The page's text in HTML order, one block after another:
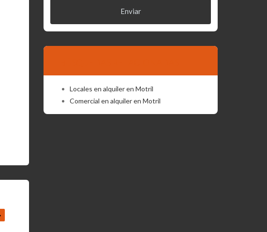
Enviar
Locales en alquiler en Motril
Comercial en alquiler en Motril